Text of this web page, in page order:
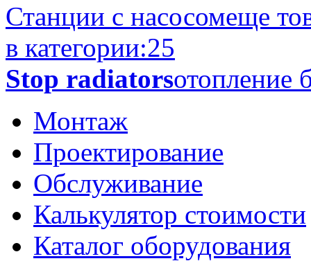
Станции с насосомеще
в категории:25
Stop radiatorsотопление
Монтаж
Проектирование
Обслуживание
Калькулятор стоимости
Каталог оборудования